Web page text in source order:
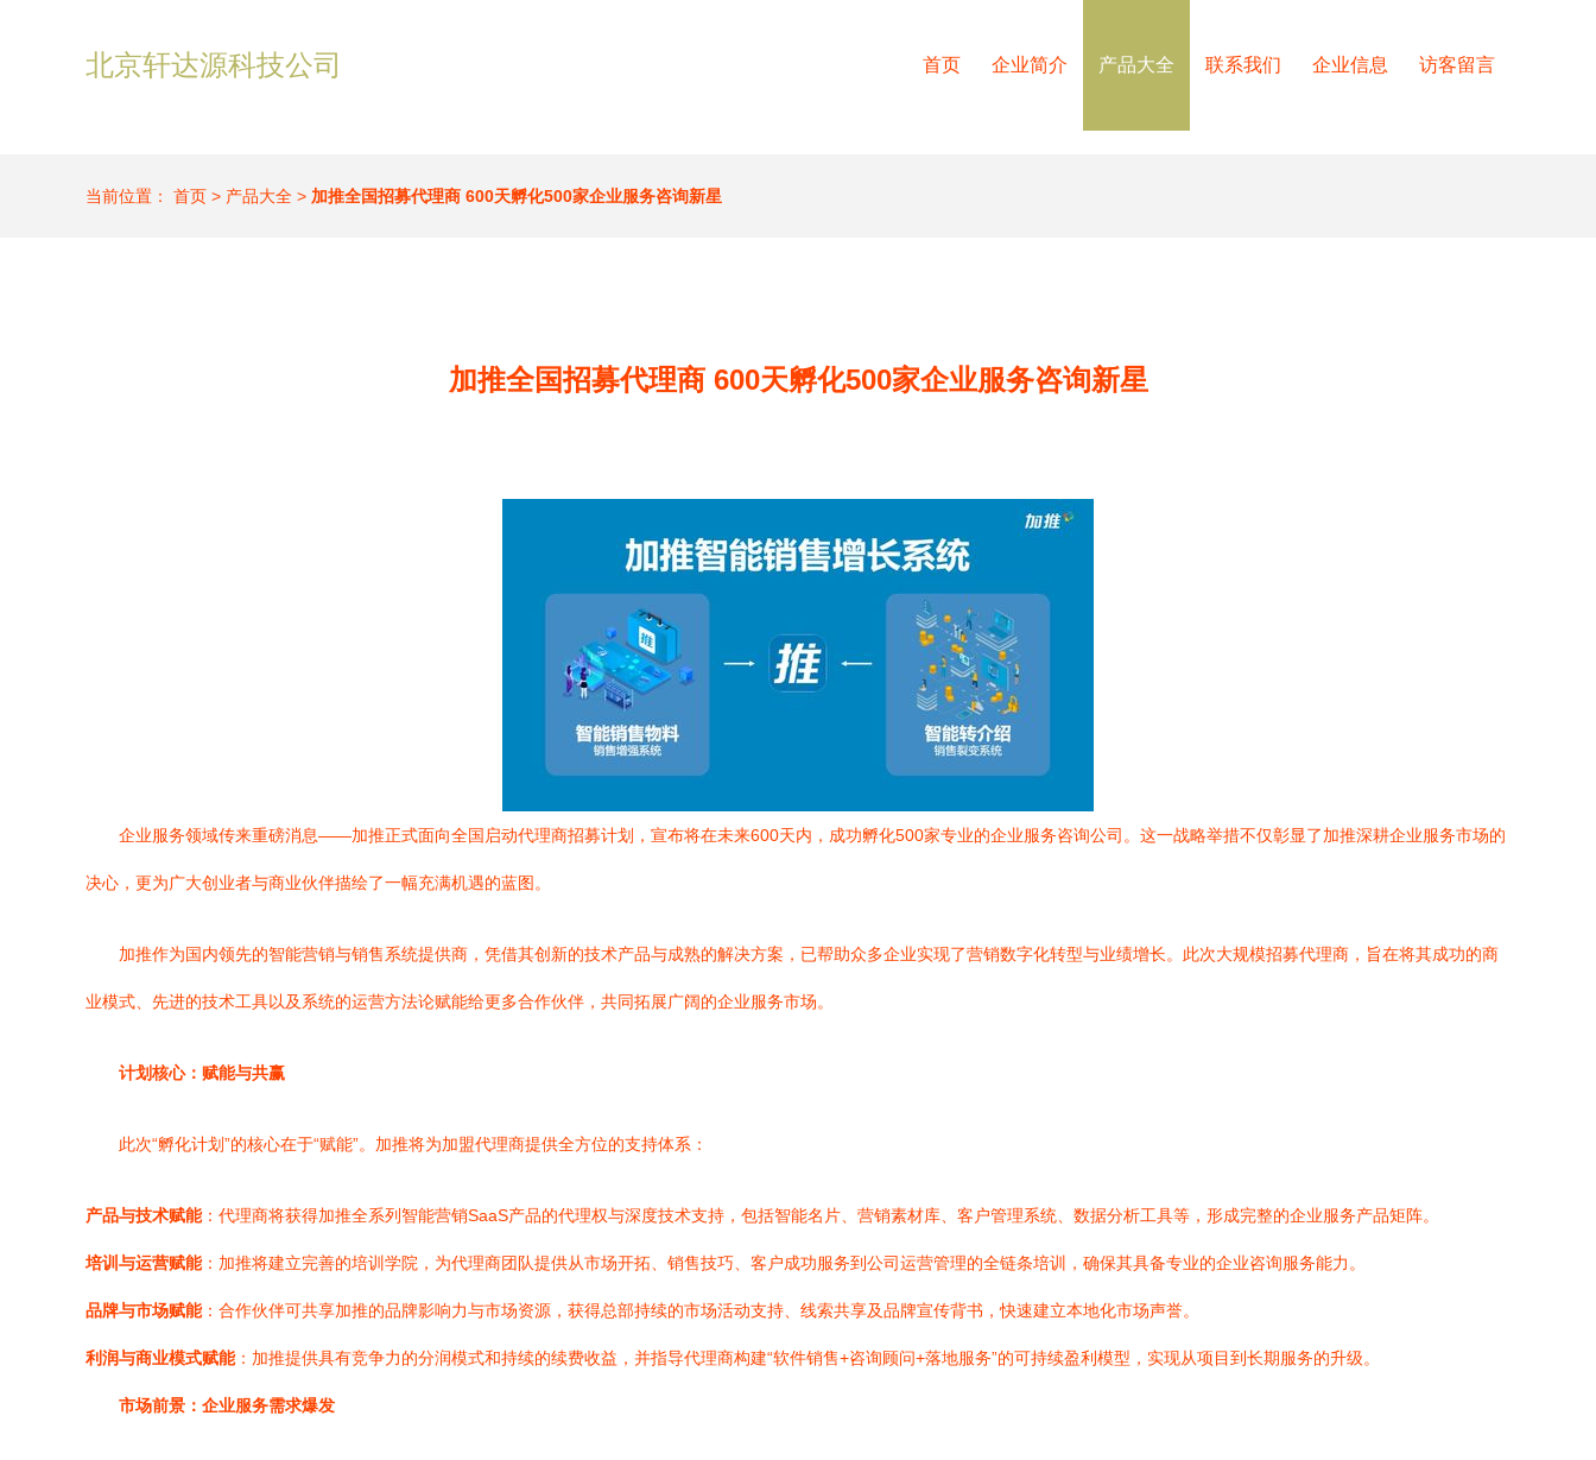
北京轩达源科技公司 首页 企业简介 产品大全 联系我们 企业信息 访客留言
当前位置： 首页 > 产品大全 > 加推全国招募代理商 600天孵化500家企业服务咨询新星
加推全国招募代理商 600天孵化500家企业服务咨询新星
企业服务领域传来重磅消息——加推正式面向全国启动代理商招募计划，宣布将在未来600天内，成功孵化500家专业的企业服务咨询公司。这一战略举措不仅彰显了加推深耕企业服务市场的
决心，更为广大创业者与商业伙伴描绘了一幅充满机遇的蓝图。
加推作为国内领先的智能营销与销售系统提供商，凭借其创新的技术产品与成熟的解决方案，已帮助众多企业实现了营销数字化转型与业绩增长。此次大规模招募代理商，旨在将其成功的商
业模式、先进的技术工具以及系统的运营方法论赋能给更多合作伙伴，共同拓展广阔的企业服务市场。
计划核心：赋能与共赢
此次“孵化计划”的核心在于“赋能”。加推将为加盟代理商提供全方位的支持体系：
产品与技术赋能：代理商将获得加推全系列智能营销SaaS产品的代理权与深度技术支持，包括智能名片、营销素材库、客户管理系统、数据分析工具等，形成完整的企业服务产品矩阵。
培训与运营赋能：加推将建立完善的培训学院，为代理商团队提供从市场开拓、销售技巧、客户成功服务到公司运营管理的全链条培训，确保其具备专业的企业咨询服务能力。
品牌与市场赋能：合作伙伴可共享加推的品牌影响力与市场资源，获得总部持续的市场活动支持、线索共享及品牌宣传背书，快速建立本地化市场声誉。
利润与商业模式赋能：加推提供具有竞争力的分润模式和持续的续费收益，并指导代理商构建“软件销售+咨询顾问+落地服务”的可持续盈利模型，实现从项目到长期服务的升级。
市场前景：企业服务需求爆发